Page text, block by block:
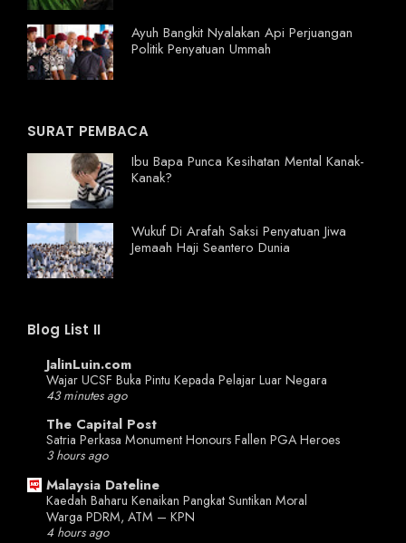
Ayuh Bangkit Nyalakan Api Perjuangan
Politik Penyatuan Ummah
SURAT PEMBACA
Ibu Bapa Punca Kesihatan Mental Kanak-
Kanak?
Wukuf Di Arafah Saksi Penyatuan Jiwa
Jemaah Haji Seantero Dunia
Blog List II
JalinLuin.com
Wajar UCSF Buka Pintu Kepada Pelajar Luar Negara
43 minutes ago
The Capital Post
Satria Perkasa Monument Honours Fallen PGA Heroes
3 hours ago
Malaysia Dateline
Kaedah Baharu Kenaikan Pangkat Suntikan Moral
Warga PDRM, ATM – KPN
4 hours ago